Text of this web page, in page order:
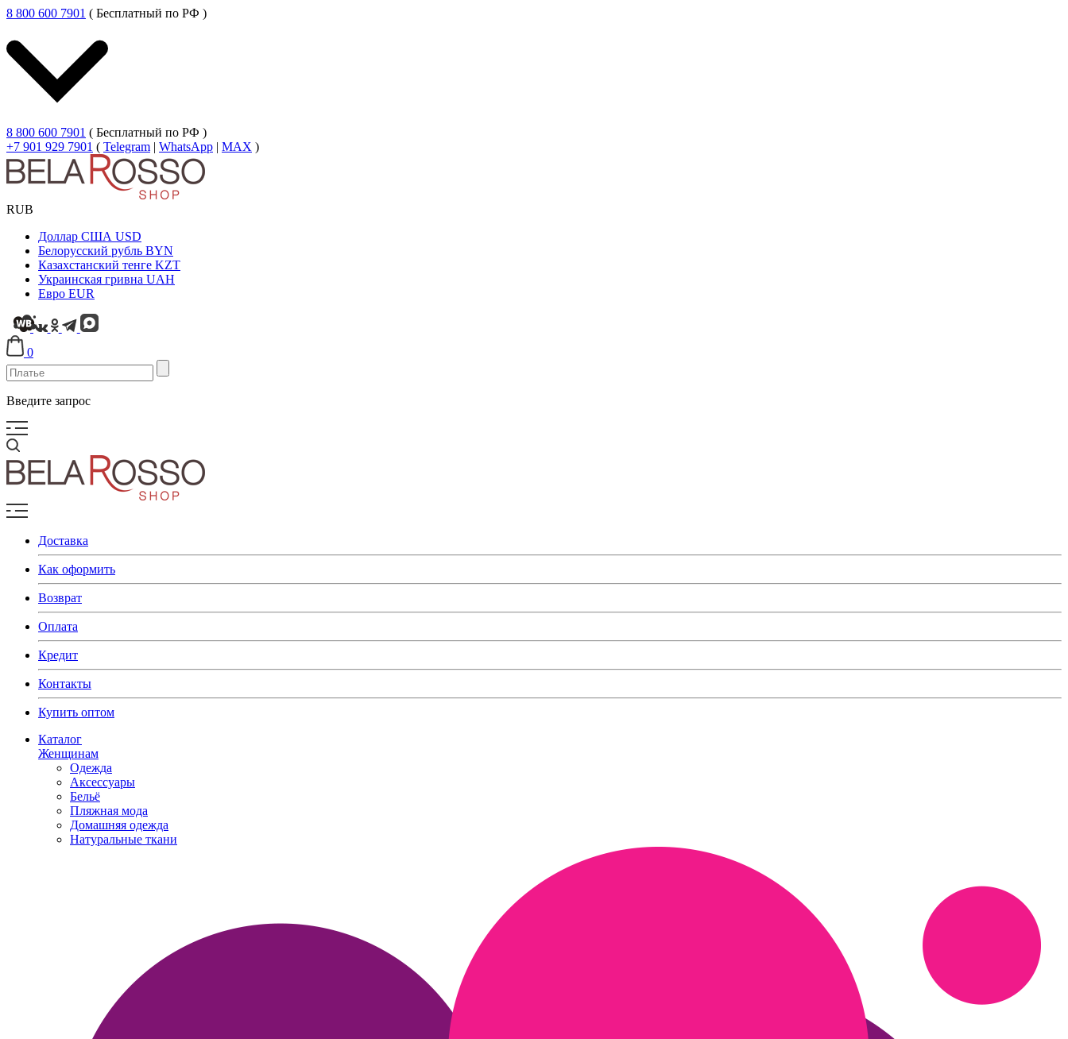
8 800 600 7901 ( Бесплатный по РФ )
8 800 600 7901 ( Бесплатный по РФ )
+7 901 929 7901 ( Telegram | WhatsApp | MAX )
RUB
Доллар США USD
Белорусский рубль BYN
Казахстанский тенге KZT
Украинская гривна UAH
Евро EUR
0
Введите запрос
Доставка
Как оформить
Возврат
Оплата
Кредит
Контакты
Купить оптом
Каталог
Женщинам
Одежда
Аксессуары
Бельё
Пляжная мода
Домашняя одежда
Натуральные ткани